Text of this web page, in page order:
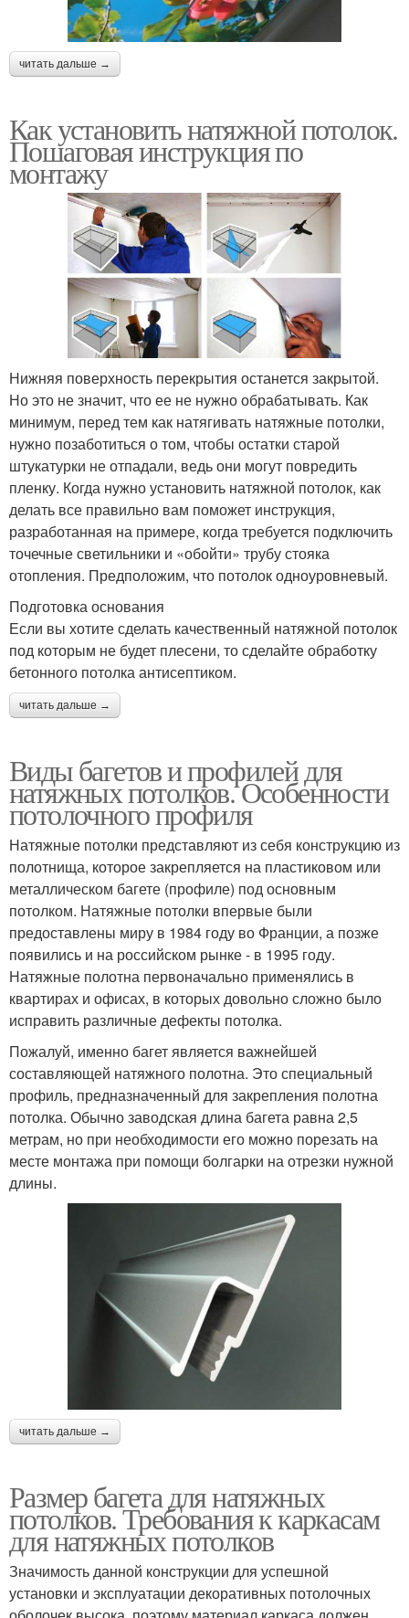
читать дальше →
Как установить натяжной потолок.
Пошаговая инструкция по
монтажу
Нижняя поверхность перекрытия останется закрытой.
Но это не значит, что ее не нужно обрабатывать. Как
минимум, перед тем как натягивать натяжные потолки,
нужно позаботиться о том, чтобы остатки старой
штукатурки не отпадали, ведь они могут повредить
пленку. Когда нужно установить натяжной потолок, как
делать все правильно вам поможет инструкция,
разработанная на примере, когда требуется подключить
точечные светильники и «обойти» трубу стояка
отопления. Предположим, что потолок одноуровневый.
Подготовка основания
Если вы хотите сделать качественный натяжной потолок
под которым не будет плесени, то сделайте обработку
бетонного потолка антисептиком.
читать дальше →
Виды багетов и профилей для
натяжных потолков. Особенности
потолочного профиля
Натяжные потолки представляют из себя конструкцию из
полотнища, которое закрепляется на пластиковом или
металлическом багете (профиле) под основным
потолком. Натяжные потолки впервые были
предоставлены миру в 1984 году во Франции, а позже
появились и на российском рынке - в 1995 году.
Натяжные полотна первоначально применялись в
квартирах и офисах, в которых довольно сложно было
исправить различные дефекты потолка.
Пожалуй, именно багет является важнейшей
составляющей натяжного полотна. Это специальный
профиль, предназначенный для закрепления полотна
потолка. Обычно заводская длина багета равна 2,5
метрам, но при необходимости его можно порезать на
месте монтажа при помощи болгарки на отрезки нужной
длины.
читать дальше →
Размер багета для натяжных
потолков. Требования к каркасам
для натяжных потолков
Значимость данной конструкции для успешной
установки и эксплуатации декоративных потолочных